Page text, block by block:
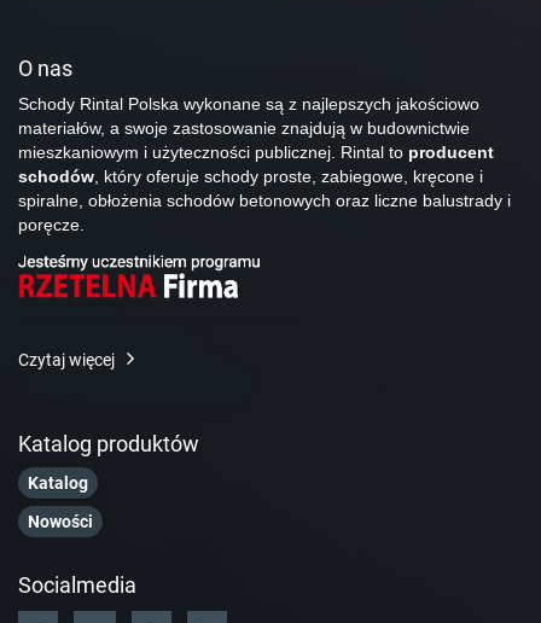
O nas
Schody Rintal Polska wykonane są z najlepszych jakościowo
materiałów, a swoje zastosowanie znajdują w budownictwie
mieszkaniowym i użyteczności publicznej. Rintal to producent
schodów, który oferuje schody proste, zabiegowe, kręcone i
spiralne, obłożenia schodów betonowych oraz liczne balustrady i
poręcze.
Czytaj więcej
Katalog produktów
Katalog
Nowości
Socialmedia